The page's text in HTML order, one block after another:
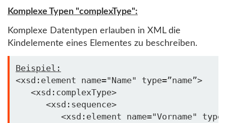
Komplexe Typen "complexType":
Komplexe Datentypen erlauben in XML die
Kindelemente eines Elementes zu beschreiben.
Beispiel:
<xsd:element name="Name" type=”name”>
   <xsd:complexType>
      <xsd:sequence>
         <xsd:element name=
"Vorname"